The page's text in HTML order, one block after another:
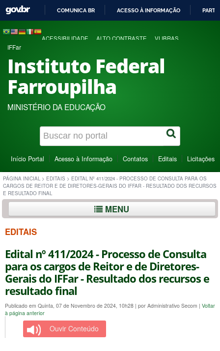
COMUNICA BR ACESSO À INFORMAÇÃO
ACESSIBILIDADE ALTO CONTRASTE VLIBRAS
IFFar
Instituto Federal
Farroupilha
MINISTÉRIO DA EDUCAÇÃO
Início Portal Acesso à Informação Contatos Editais Licitações
PÁGINA INICIAL > EDITAIS > EDITAL Nº 411/2024 - PROCESSO DE CONSULTA PARA OS
CARGOS DE REITOR E DE DIRETORES-GERAIS DO IFFAR - RESULTADO DOS RECURSOS
E RESULTADO FINAL
MENU
EDITAIS
Edital nº 411/2024 - Processo de Consulta
para os cargos de Reitor e de Diretores-
Gerais do IFFar - Resultado dos recursos e
resultado final
Publicado em Quinta, 07 de Novembro de 2024, 10h28 | por Administrativo Secom | Voltar
à página anterior
Ouvir Conteúdo